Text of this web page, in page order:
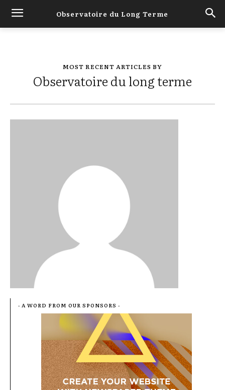
Observatoire du Long Terme
MOST RECENT ARTICLES BY
Observatoire du long terme
- A WORD FROM OUR SPONSORS -